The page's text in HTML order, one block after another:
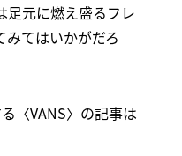
足元に燃え盛るフレ
てはいかがだろ
〈VANS〉の記事は